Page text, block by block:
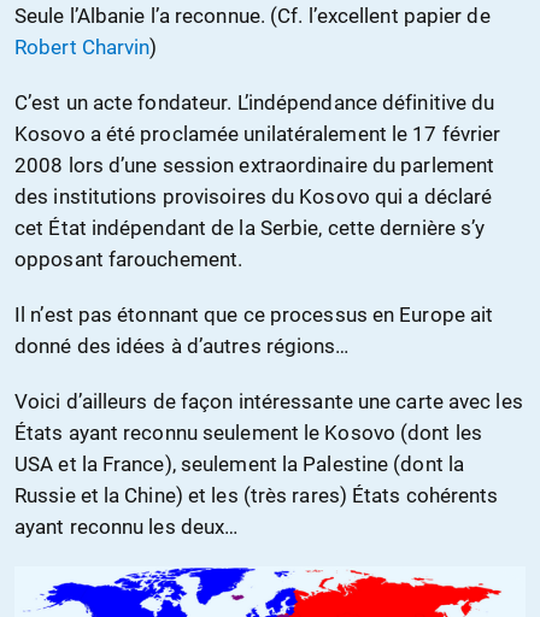
Seule l’Albanie l’a reconnue. (Cf. l’excellent papier de
Robert Charvin)
C’est un acte fondateur. L’indépendance définitive du
Kosovo a été proclamée unilatéralement le 17 février
2008 lors d’une session extraordinaire du parlement
des institutions provisoires du Kosovo qui a déclaré
cet État indépendant de la Serbie, cette dernière s’y
opposant farouchement.
Il n’est pas étonnant que ce processus en Europe ait
donné des idées à d’autres régions…
Voici d’ailleurs de façon intéressante une carte avec les
États ayant reconnu seulement le Kosovo (dont les
USA et la France), seulement la Palestine (dont la
Russie et la Chine) et les (très rares) États cohérents
ayant reconnu les deux…